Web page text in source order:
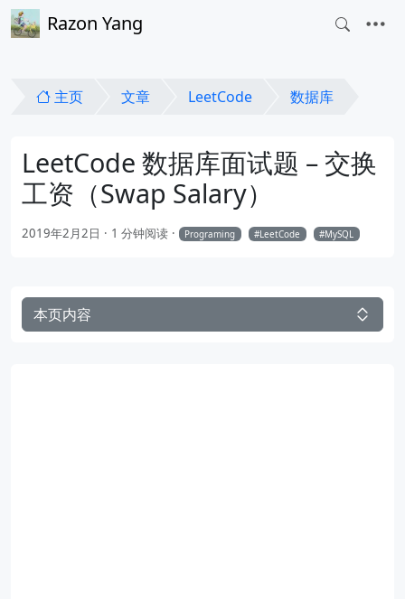
Razon Yang
主页 文章 LeetCode 数据库
LeetCode 数据库面试题 – 交换
工资（Swap Salary）
2019年2月2日 1 分钟阅读 Programing LeetCode MySQL
本页内容